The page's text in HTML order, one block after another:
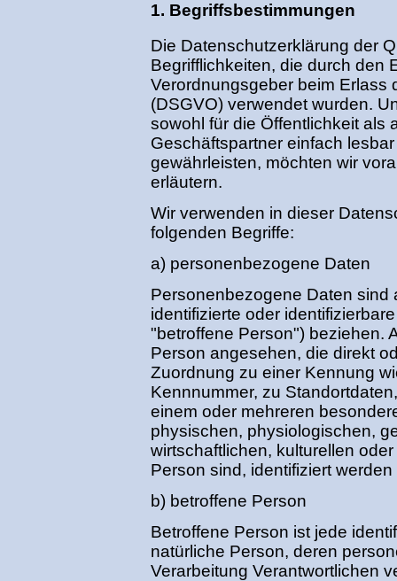
1. Begriffsbestimmungen
Die Datenschutzerklärung der
Begrifflichkeiten, die durch den
Verordnungsgeber beim Erlass
(DSGVO) verwendet wurden.
sowohl für die Öffentlichkeit als
Geschäftspartner einfach
gewährleisten, möchten wir
erläutern.
Wir verwenden in dieser
folgenden Begriffe:
a) personenbezogene Daten
Personenbezogene Daten sind
identifizierte oder
"betroffene Person") beziehen.
Person angesehen, die direkt
Zuordnung zu einer Kennung
Kennnummer, zu
einem oder mehreren
physischen, physiologischen,
wirtschaftlichen, kulturellen
Person sind, identifiziert
b) betroffene Person
Betroffene Person ist jede
natürliche Person, deren
Verarbeitung Verantwortlichen